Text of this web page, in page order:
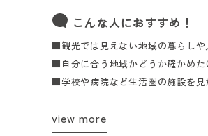
こんな人におすすめ！
■観光では見えない地域の暮らしや
■自分に合う地域かどうか確かめた
■学校や病院など生活圏の施設を見
view more